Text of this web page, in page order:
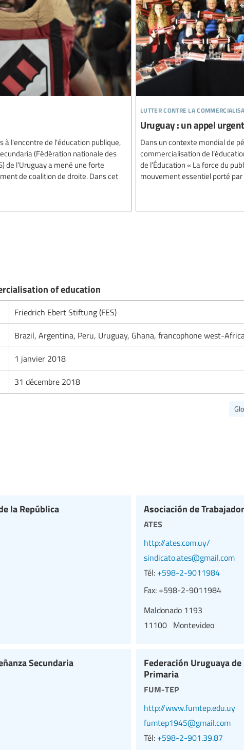
à l'encontre de l'éducation publique,
(Fédération nationale des
de l'Uruguay a mené une forte
de coalition de droite. Dans cet
lutter contre la
Uruguay : un appel
Dans un contexte mondial de
commercialisation de
de l’Éducation « La force du
mouvement essentiel porté
of education
Friedrich Ebert Stiftung (FES)
Brazil, Argentina, Peru, Uruguay, Ghana, francophone west-
1 janvier 2018
31 décembre 2018
la República Asociación de
ates
http://ates.com.uy/
sindicato.ates@gmail.com
Tél: +598-2-9011984
Fax: +598-2-9011984
Maldonado 1193
11100 Montevideo
Secundaria
Federación Uruguaya
Primaria
fum-tep
http://www.fumtep.edu.uy
fumtep1945@gmail.com
Tél: +598-2-901.39.87